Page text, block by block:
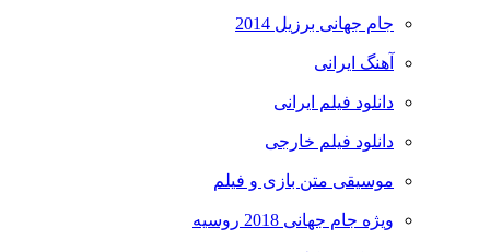
جام جهانی برزیل 2014
آهنگ ایرانی
دانلود فیلم ایرانی
دانلود فیلم خارجی
موسیقی متن بازی و فیلم
ویژه جام جهانی 2018 روسیه